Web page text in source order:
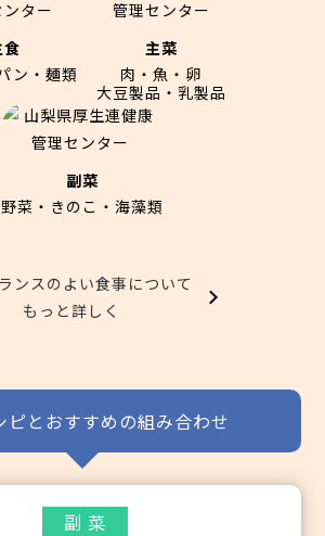
食
ン・麺類
主菜
肉・魚・卵
大豆製品・乳製品
副菜
野菜・きのこ・海藻類
ンスのよい食事について
もっと詳しく
ピとおすすめの組み合わせ
副 菜